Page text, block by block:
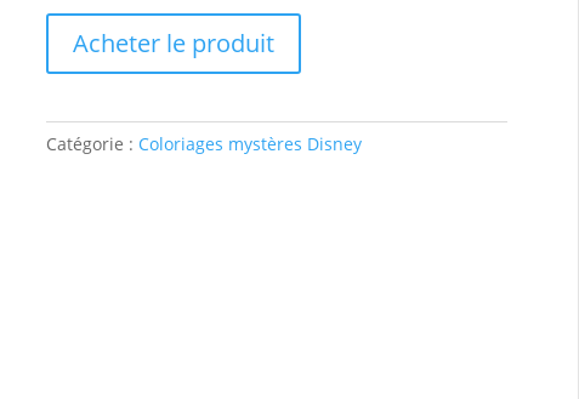
Acheter le produit
Catégorie : Coloriages mystères Disney